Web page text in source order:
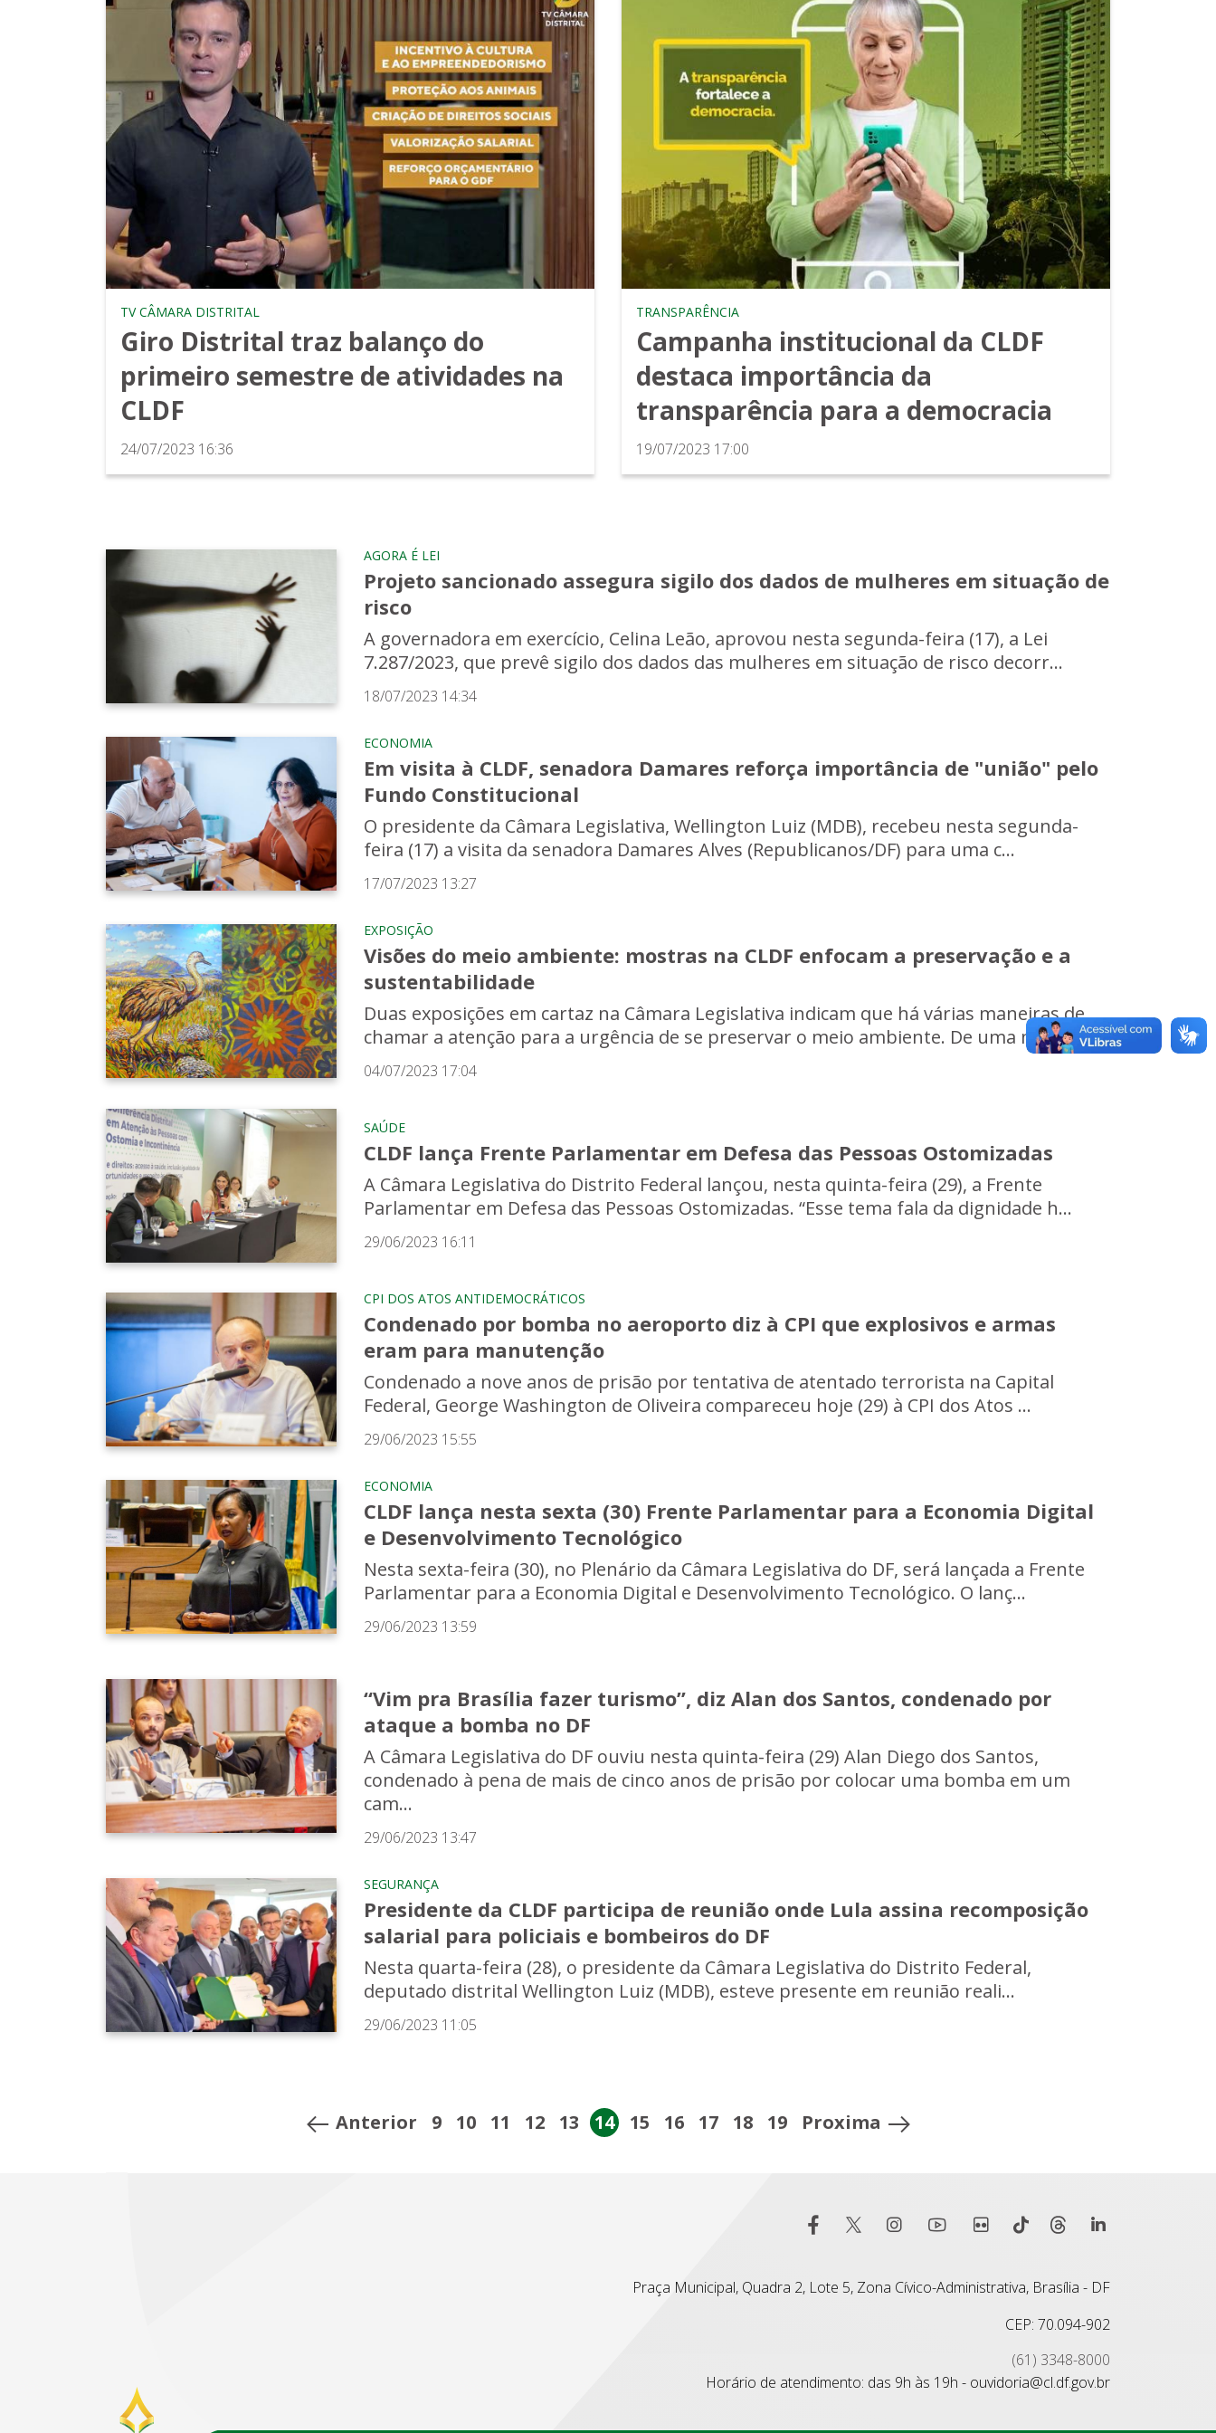
TV CÂMARA DISTRITAL
Giro Distrital traz balanço do
primeiro semestre de atividades na
CLDF
24/07/2023 16:36
TRANSPARÊNCIA
Campanha institucional da CLDF
destaca importância da
transparência para a democracia
19/07/2023 17:00
AGORA É LEI
Projeto sancionado assegura sigilo dos dados de mulheres em situação de
risco
A governadora em exercício, Celina Leão, aprovou nesta segunda-feira (17), a Lei
7.287/2023, que prevê sigilo dos dados das mulheres em situação de risco decorr...
18/07/2023 14:34
ECONOMIA
Em visita à CLDF, senadora Damares reforça importância de "união" pelo
Fundo Constitucional
O presidente da Câmara Legislativa, Wellington Luiz (MDB), recebeu nesta segunda-
feira (17) a visita da senadora Damares Alves (Republicanos/DF) para uma c...
17/07/2023 13:27
EXPOSIÇÃO
Visões do meio ambiente: mostras na CLDF enfocam a preservação e a
sustentabilidade
Duas exposições em cartaz na Câmara Legislativa indicam que há várias maneiras de
chamar a atenção para a urgência de se preservar o meio ambiente. De uma manei...
04/07/2023 17:04
SAÚDE
CLDF lança Frente Parlamentar em Defesa das Pessoas Ostomizadas
A Câmara Legislativa do Distrito Federal lançou, nesta quinta-feira (29), a Frente
Parlamentar em Defesa das Pessoas Ostomizadas. “Esse tema fala da dignidade h...
29/06/2023 16:11
CPI DOS ATOS ANTIDEMOCRÁTICOS
Condenado por bomba no aeroporto diz à CPI que explosivos e armas
eram para manutenção
Condenado a nove anos de prisão por tentativa de atentado terrorista na Capital
Federal, George Washington de Oliveira compareceu hoje (29) à CPI dos Atos ...
29/06/2023 15:55
ECONOMIA
CLDF lança nesta sexta (30) Frente Parlamentar para a Economia Digital
e Desenvolvimento Tecnológico
Nesta sexta-feira (30), no Plenário da Câmara Legislativa do DF, será lançada a Frente
Parlamentar para a Economia Digital e Desenvolvimento Tecnológico. O lanç...
29/06/2023 13:59
“Vim pra Brasília fazer turismo”, diz Alan dos Santos, condenado por
ataque a bomba no DF
A Câmara Legislativa do DF ouviu nesta quinta-feira (29) Alan Diego dos Santos,
condenado à pena de mais de cinco anos de prisão por colocar uma bomba em um
cam...
29/06/2023 13:47
SEGURANÇA
Presidente da CLDF participa de reunião onde Lula assina recomposição
salarial para policiais e bombeiros do DF
Nesta quarta-feira (28), o presidente da Câmara Legislativa do Distrito Federal,
deputado distrital Wellington Luiz (MDB), esteve presente em reunião reali...
29/06/2023 11:05
Anterior 9 10 11 12 13 14 15 16 17 18 19 Proxima
Praça Municipal, Quadra 2, Lote 5, Zona Cívico-Administrativa, Brasília - DF
CEP: 70.094-902
(61) 3348-8000
Horário de atendimento: das 9h às 19h - ouvidoria@cl.df.gov.br